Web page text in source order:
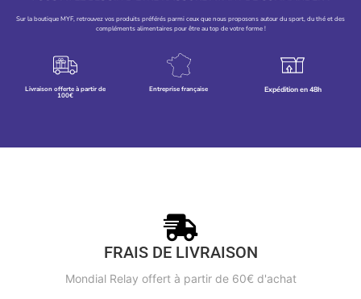
Sur la boutique MYF, retrouvez vos produits préférés parmi ceux que nous proposons autour du sport, du thé et des
compléments alimentaires pour être au top de votre forme !
Livraison offerte à partir de
100€
Entreprise française Expédition en 48h
FRAIS DE LIVRAISON
Mondial Relay offert à partir de 60€ d'achat